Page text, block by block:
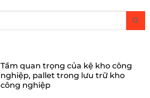
Tầm quan trọng của kệ kho công
nghiệp, pallet trong lưu trữ kho
công nghiệp